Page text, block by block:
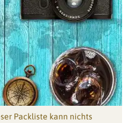
Packliste kann nichts